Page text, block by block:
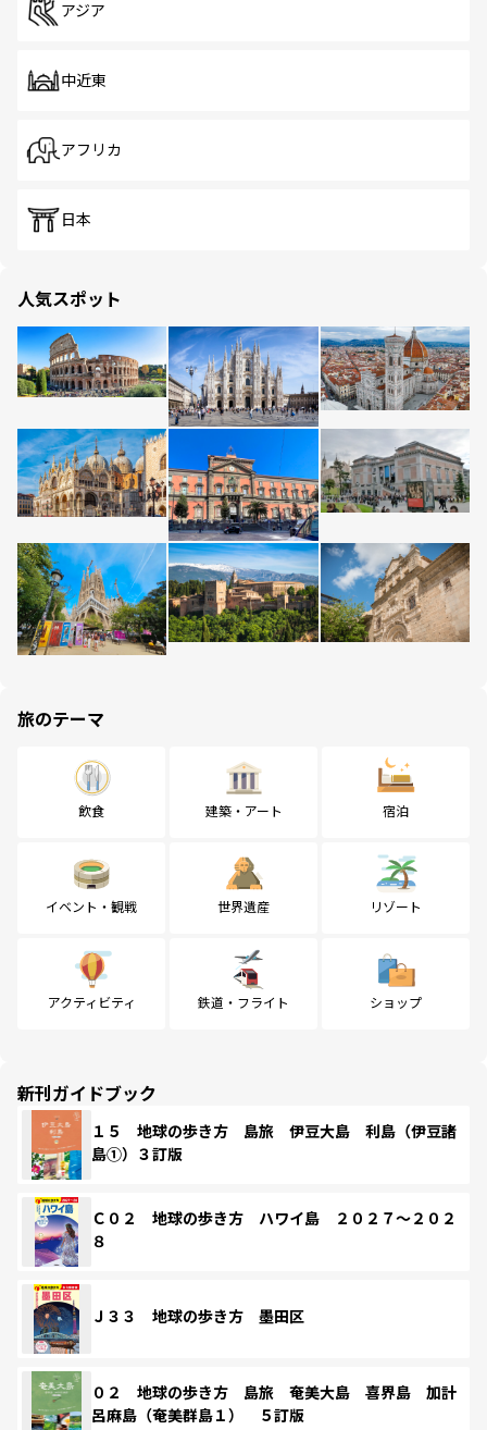
アジア
中近東
アフリカ
日本
人気スポット
旅のテーマ
飲食 建築・アート 宿泊
イベント・観戦 世界遺産 リゾート
アクティビティ 鉄道・フライト ショップ
新刊ガイドブック
１５ 地球の歩き方 島旅 伊豆大島 利島（伊豆諸
島①）３訂版
Ｃ０２ 地球の歩き方 ハワイ島 ２０２７～２０２
８
Ｊ３３ 地球の歩き方 墨田区
０２ 地球の歩き方 島旅 奄美大島 喜界島 加計
呂麻島（奄美群島１） ５訂版